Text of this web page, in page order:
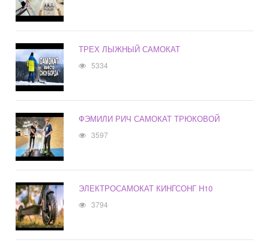
ТРЕХ ЛЫЖНЫЙ САМОКАТ
5334
ФЭМИЛИ РИЧ САМОКАТ ТРЮКОВОЙ
3597
ЭЛЕКТРОСАМОКАТ КИНГСОНГ Н10
3794